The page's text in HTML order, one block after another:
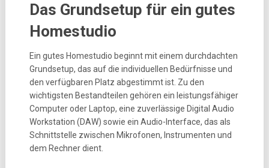
Das Grundsetup für ein gutes
Homestudio
Ein gutes Homestudio beginnt mit einem durchdachten
Grundsetup, das auf die individuellen Bedürfnisse und
den verfügbaren Platz abgestimmt ist. Zu den
wichtigsten Bestandteilen gehören ein leistungsfähiger
Computer oder Laptop, eine zuverlässige Digital Audio
Workstation (DAW) sowie ein Audio-Interface, das als
Schnittstelle zwischen Mikrofonen, Instrumenten und
dem Rechner dient.